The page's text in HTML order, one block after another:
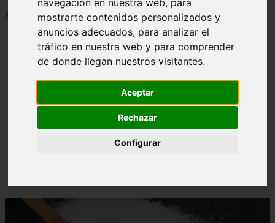
mostrarte contenidos personalizados y
anuncios adecuados, para analizar el
tráfico en nuestra web y para comprender
de donde llegan nuestros visitantes.
Aceptar
Rechazar
Configurar
Mostrando 1 - 24 de 1288 artículos
Contraindicaciones del espino amarillo: conocelas
ahora